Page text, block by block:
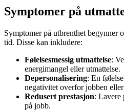
Symptomer på
Symptomer på utbrenthet begynner
tid. Disse kan inkludere:
Følelsesmessig utmattelse:
energimangel eller utmattelse.
Depersonalisering: En
negativitet overfor jobben
Redusert prestasjon: Lavere
på jobb.